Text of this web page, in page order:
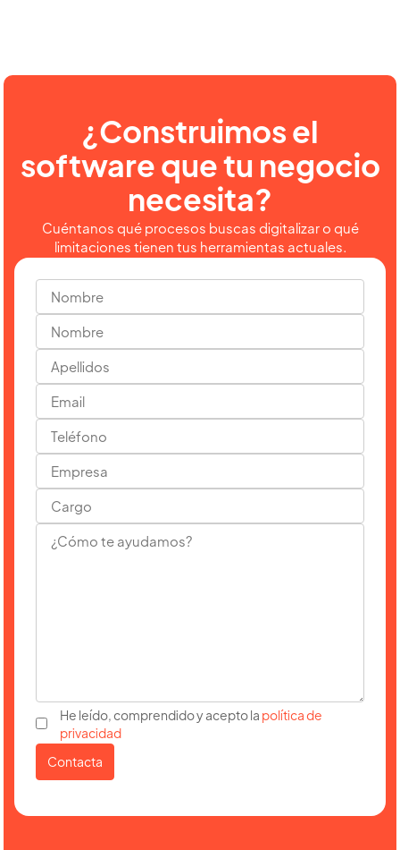
¿Construimos el
software que tu negocio
necesita?
Cuéntanos qué procesos buscas digitalizar o qué
limitaciones tienen tus herramientas actuales.
He leído, comprendido y acepto la política de
privacidad